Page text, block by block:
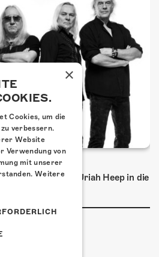
HEEP
2026 kommen Uriah Heep in die
×
Cookies, um die
verbessern.
Website
Verwendung von
mit unserer
Weitere